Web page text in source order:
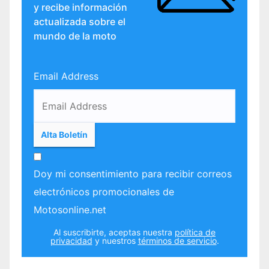
y recibe información
actualizada sobre el
mundo de la moto
Email Address
Doy mi consentimiento para recibir correos
electrónicos promocionales de
Motosonline.net
Al suscribirte, aceptas nuestra política de
privacidad y nuestros términos de servicio.